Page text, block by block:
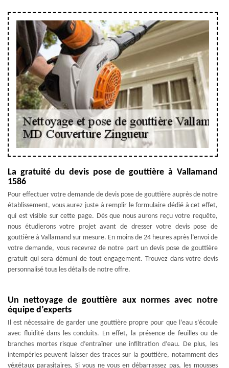
La gratuité du devis pose de gouttière à Vallamand
1586
Pour effectuer votre demande de devis pose de gouttière auprès de notre
établissement, vous aurez juste à remplir le formulaire dédié à cet effet,
qui est visible sur cette page. Dès que nous aurons reçu votre requête,
nous étudierons votre projet avant de dresser votre devis pose de
gouttière à Vallamand sur mesure. En moins de 24 heures après l’envoi de
votre demande, vous recevrez de notre part un devis pose de gouttière
gratuit qui sera démuni de tout engagement. Trouvez dans votre devis
personnalisé tous les détails de notre offre.
Un nettoyage de gouttière aux normes avec notre
équipe d’experts
Il est nécessaire de garder une gouttière propre pour que l’eau s’écoule
avec fluidité dans les conduits. En effet, la présence de feuilles ou de
branches mortes risque d’entraîner une infiltration d’eau. De plus, les
intempéries peuvent laisser des traces sur la gouttière, notamment des
végétaux parasitaires. Si vous ne vous en débarrassez pas, les mousses